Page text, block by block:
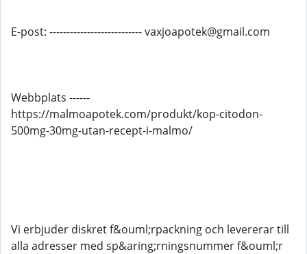
E-post: --------------------------- vaxjoapotek@gmail.com
Webbplats ------
https://malmoapotek.com/produkt/kop-citodon-
500mg-30mg-utan-recept-i-malmo/
Vi erbjuder diskret f&ouml;rpackning och levererar till
alla adresser med sp&aring;rningsnummer f&ouml;r